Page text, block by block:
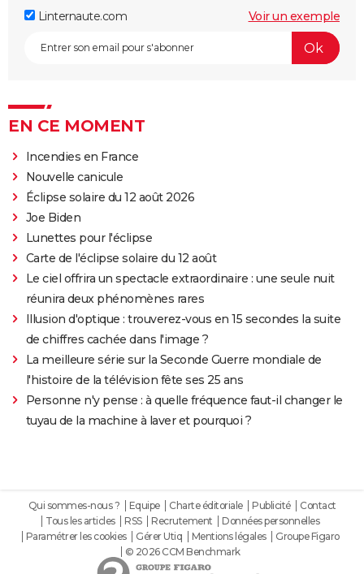
Linternaute.com Voir un exemple
EN CE MOMENT
Incendies en France
Nouvelle canicule
Éclipse solaire du 12 août 2026
Joe Biden
Lunettes pour l'éclipse
Carte de l'éclipse solaire du 12 août
Le ciel offrira un spectacle extraordinaire : une seule nuit
réunira deux phénomènes rares
Illusion d'optique : trouverez-vous en 15 secondes la suite
de chiffres cachée dans l'image ?
La meilleure série sur la Seconde Guerre mondiale de
l'histoire de la télévision fête ses 25 ans
Personne n'y pense : à quelle fréquence faut-il changer le
tuyau de la machine à laver et pourquoi ?
Qui sommes-nous ? Equipe Charte éditoriale Publicité
Contact
Tous les articles
RSS Recrutement
Données personnelles
Paramétrer les cookies
Gérer Utiq Mentions légales
Groupe Figaro
© 2026 CCM Benchmark